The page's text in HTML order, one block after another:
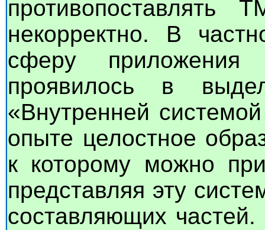
некорректно. В
сферу
проявилось в
«Внутренней
опыте целостное
к которому можно
представляя эту
составляющих